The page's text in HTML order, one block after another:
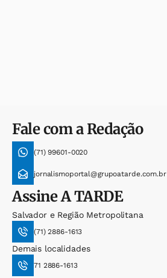
Fale com a Redação
(71) 99601-0020
jornalismoportal@grupoatarde.com.br
AssineA TARDE
Salvador e Região Metropolitana
(71) 2886-1613
Demais localidades
71 2886-1613